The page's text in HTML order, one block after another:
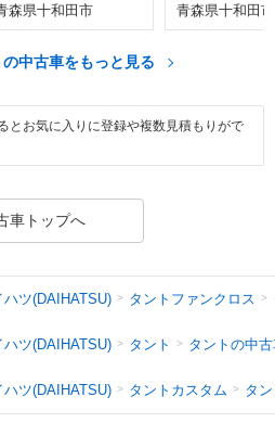
森県十和田市 青森県十和田市
中古車をもっと見る
とお気に入りに登録や複数見積もりがで
車トップへ
ハツ(DAIHATSU) タントファンクロス
ハツ(DAIHATSU) タント タントの中
ハツ(DAIHATSU) タントカスタム タ